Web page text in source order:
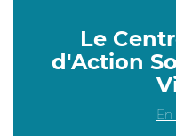
Le
d'Action
En